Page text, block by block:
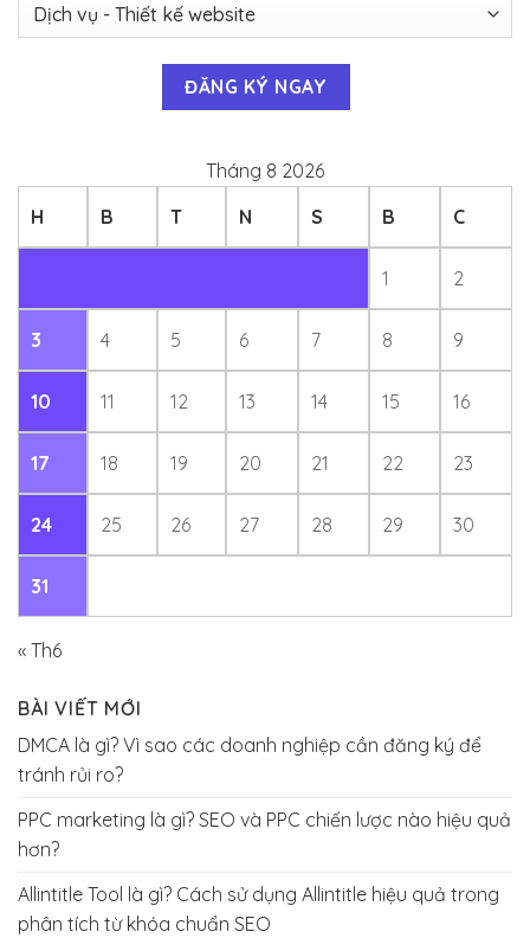
Tháng 8 2026
H
B T N S B C
1 2
3 4 5 6 7 8 9
10 11 12 13 14 15 16
17 18 19 20 21 22 23
24 25 26 27 28 29 30
31
« Th6
BÀI VIẾT MỚI
DMCA là gì? Vì sao các doanh nghiệp cần đăng ký để
tránh rủi ro?
PPC marketing là gì? SEO và PPC chiến lược nào hiệu quả
hơn?
Allintitle Tool là gì? Cách sử dụng Allintitle hiệu quả trong
phân tích từ khóa chuẩn SEO